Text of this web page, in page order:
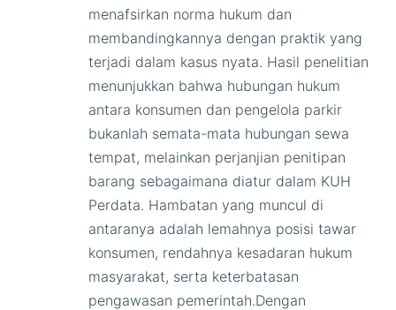
menafsirkan norma hukum dan
membandingkannya dengan praktik yang
terjadi dalam kasus nyata. Hasil penelitian
menunjukkan bahwa hubungan hukum
antara konsumen dan pengelola parkir
bukanlah semata-mata hubungan sewa
tempat, melainkan perjanjian penitipan
barang sebagaimana diatur dalam KUH
Perdata. Hambatan yang muncul di
antaranya adalah lemahnya posisi tawar
konsumen, rendahnya kesadaran hukum
masyarakat, serta keterbatasan
pengawasan pemerintah.Dengan